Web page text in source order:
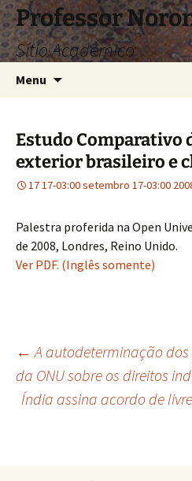
Pular
para
o
conteúdo
Professor
Sítio Acadêmico
Menu
Estudo Comparativo
exterior brasileiro e
17 17-03:00 setembro 17-03:00
Palestra proferida na Open
de 2008, Londres, Reino Unido.
Ver PDF. (Inglês somente)
Navegação
de
← A autodeterminação
da ONU sobre os direitos
Índia assina acordo de